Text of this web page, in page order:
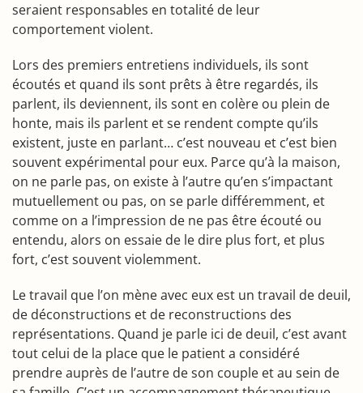
seraient responsables en totalité de leur
comportement violent.
Lors des premiers entretiens individuels, ils sont
écoutés et quand ils sont prêts à être regardés, ils
parlent, ils deviennent, ils sont en colère ou plein de
honte, mais ils parlent et se rendent compte qu’ils
existent, juste en parlant… c’est nouveau et c’est bien
souvent expérimental pour eux. Parce qu’à la maison,
on ne parle pas, on existe à l’autre qu’en s’impactant
mutuellement ou pas, on se parle différemment, et
comme on a l’impression de ne pas être écouté ou
entendu, alors on essaie de le dire plus fort, et plus
fort, c’est souvent violemment.
Le travail que l’on mène avec eux est un travail de deuil,
de déconstructions et de reconstructions des
représentations. Quand je parle ici de deuil, c’est avant
tout celui de la place que le patient a considéré
prendre auprès de l’autre de son couple et au sein de